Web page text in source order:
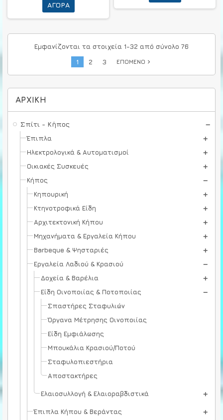
ΑΡΧΙΚΉ
Σπίτι - Κήπος
Έπιπλα
Ηλεκτρολογικά & Αυτοματισμοί
Οικιακές Συσκευές
Κήπος
Κηπουρική
Κτηνοτροφικά Είδη
Αρχιτεκτονική Κήπου
Μηχανήματα & Εργαλεία Κήπου
Barbeque & Ψησταριές
Εργαλεία Λαδιού & Κρασιού
Δοχεία & Βαρέλια
Είδη Οινοποιίας & Ποτοποιίας
Σπαστήρες Σταφυλιών
Όργανα Μέτρησης Οινοποιίας
Είδη Εμφιάλωσης
Μπουκάλια Κρασιού/Ποτού
Σταφυλοπιεστήρια
Αποστακτήρες
Ελαιοσυλλογή & Ελαιοραβδιστικά
Έπιπλα Κήπου & Βεράντας
ΑΓΟΡΆ
Εμφανίζονται τα στοιχεία 1-32 από σύνολο 76
1
2 3 ΕΠΌΜΕΝΟ navigate_next